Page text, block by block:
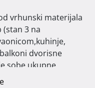
(stan 3 na
dvorisne
sobe ukupne
s terasom oznake